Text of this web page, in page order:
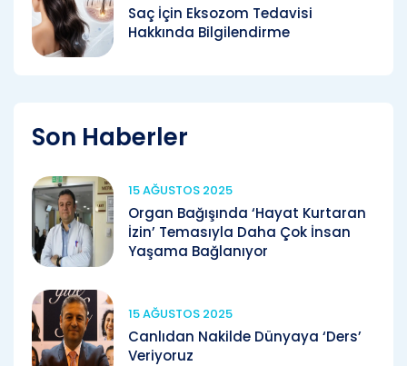
Saç İçin Eksozom Tedavisi
Hakkında Bilgilendirme
Son Haberler
15 AĞUSTOS 2025
Organ Bağışında ‘Hayat Kurtaran
İzin’ Temasıyla Daha Çok İnsan
Yaşama Bağlanıyor
15 AĞUSTOS 2025
Canlıdan Nakilde Dünyaya ‘Ders’
Veriyoruz